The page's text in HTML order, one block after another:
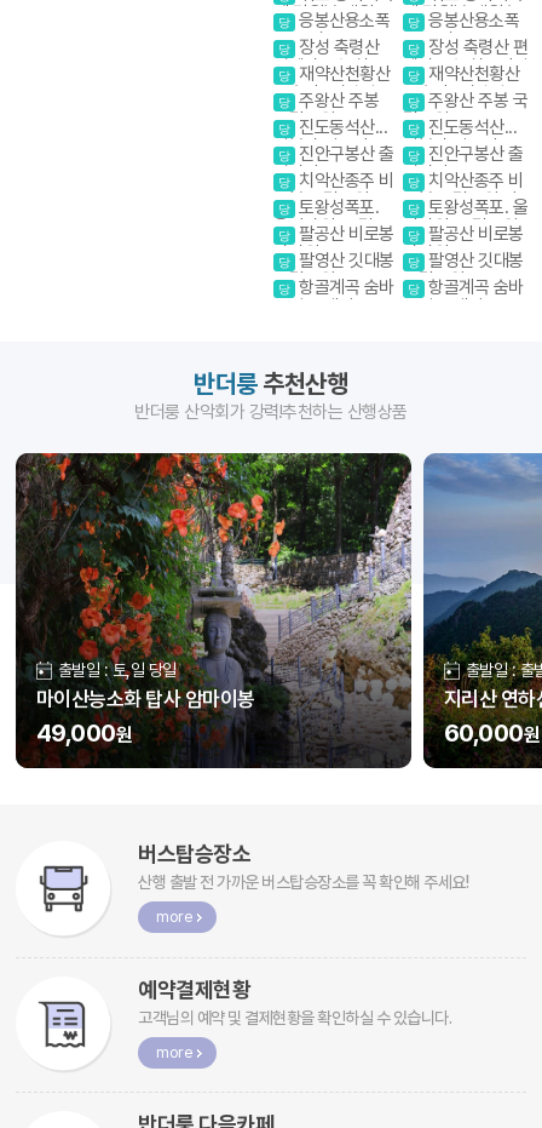
제.망월봉.대월습
곡
당 응봉산용소폭
포 온정골
당 장성 축령산
편백나무숲 치유
의길
당 재약산천황산
표충사 (영남알프
스 억새)
당 주왕산 주봉
국립공원
당 진도동석산...
암봉과 암릉의 골
산을 매력을 만끽
하다
당 진안구봉산 출
렁다리
당 치악산종주 비
로봉 국립공원 강
원20대명산
당 토왕성폭포.
울산바위. 국립공
원 스탬프
당 팔공산 비로봉
갓바위
당 팔영산 깃대봉
국립공원
당 항골계곡 숨바
우길 트레킹
제.망월봉.대월습
곡
당 응봉산용소폭
포 온정골
당 장성 축령산 편
백나무숲 치유의길
당 재약산천황산
표충사 (영남알프
스 억새)
당 주왕산 주봉 국
립공원
당 진도동석산...
암봉과 암릉의 골
산을 매력을 만끽
하다
당 진안구봉산 출
렁다리
당 치악산종주 비
로봉 국립공원 강
원20대명산
당 토왕성폭포. 울
산바위. 국립공원
스탬프
당 팔공산 비로봉
갓바위
당 팔영산 깃대봉
국립공원
당 항골계곡 숨바
우길 트레킹
반더룽추천산행
반더룽 산악회가 강력!추천하는 산행상품
출발일 : 토,일 당일
마이산능소화 탑사 암마이봉
49,000원
출발일 : 출
지리산 연하
60,000원
버스탑승장소
산행 출발 전 가까운 버스탑승장소를 꼭 확인해 주세요!
more
예약결제현황
고객님의 예약 및 결제현황을 확인하실 수 있습니다.
more